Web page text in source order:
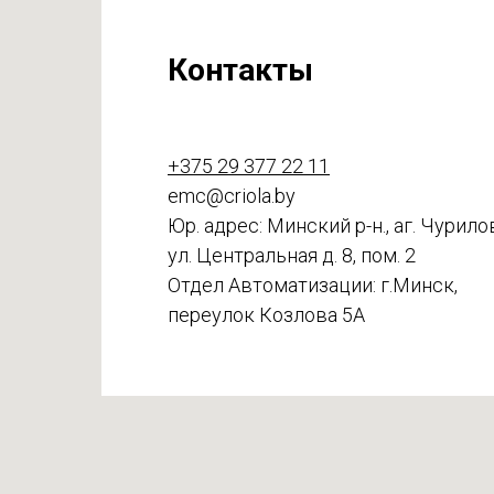
Контакты
+375 29 377 22 11
emc@criola.by
Юр. адрес: Минский р-н., аг.
ул. Центральная д. 8, пом. 2
Отдел Автоматизации: г.Минск,
переулок Козлова 5А